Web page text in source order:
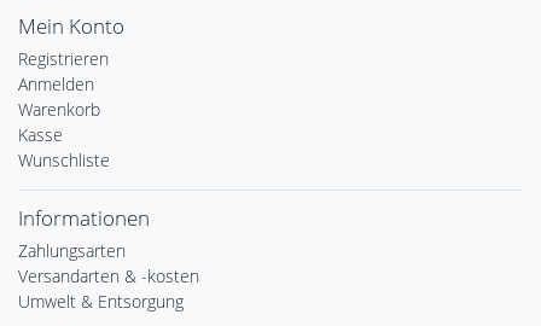
Mein Konto
Registrieren
Anmelden
Warenkorb
Kasse
Wunschliste
Informationen
Zahlungsarten
Versandarten & -kosten
Umwelt & Entsorgung